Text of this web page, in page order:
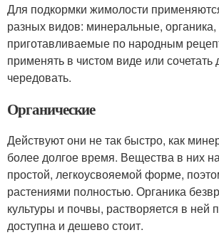
Для подкормки жимолости
разных видов: минеральные, органика,
приготавливаемые по народным
применять в чистом виде или сочетать
чередовать.
Органические
Действуют они не так быстро, как
более долгое время. Вещества в них
простой, легкоусвояемой форме,
растениями полностью. Органика
культуры и почвы, растворяется в ней
доступна и дешево стоит.